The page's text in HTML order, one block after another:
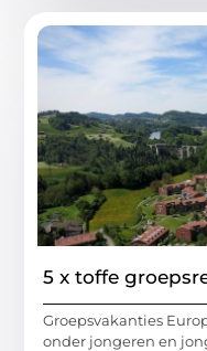
5 x toffe
Groepsvakanties
onder jongeren en